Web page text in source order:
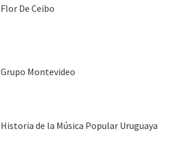
Flor De Ceibo
Grupo Montevideo
Historia de la Música Popular Uruguaya